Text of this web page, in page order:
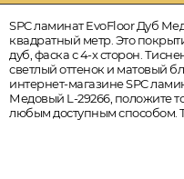
SPC ламинат EvoFloor Дуб
квадратный метр. Это
дуб, фаска с 4-х сторон.
светлый оттенок и матовый
интернет-магазине SPC
Медовый L-29266, положите
любым доступным способом.